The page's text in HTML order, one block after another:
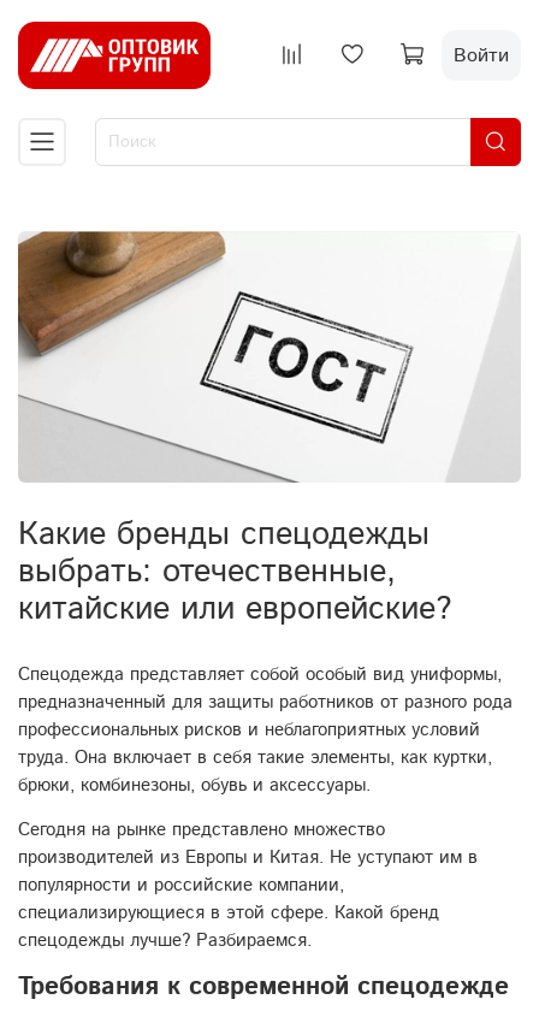
Войти
Какие бренды спецодежды
выбрать: отечественные,
китайские или европейские?
Спецодежда представляет собой особый вид униформы,
предназначенный для защиты работников от разного рода
профессиональных рисков и неблагоприятных условий
труда. Она включает в себя такие элементы, как куртки,
брюки, комбинезоны, обувь и аксессуары.
Сегодня на рынке представлено множество
производителей из Европы и Китая. Не уступают им в
популярности и российские компании,
специализирующиеся в этой сфере. Какой бренд
спецодежды лучше? Разбираемся.
Требования к современной спецодежде